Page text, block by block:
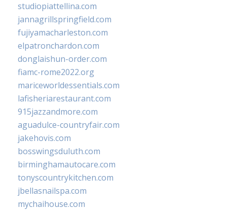
studiopiattellina.com
jannagrillspringfield.com
fujiyamacharleston.com
elpatronchardon.com
donglaishun-order.com
fiamc-rome2022.org
mariceworldessentials.com
lafisheriarestaurant.com
915jazzandmore.com
aguadulce-countryfair.com
jakehovis.com
bosswingsduluth.com
birminghamautocare.com
tonyscountrykitchen.com
jbellasnailspa.com
mychaihouse.com